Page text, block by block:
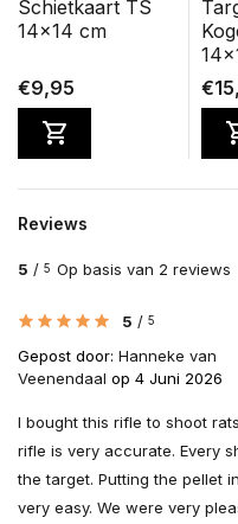
Schietkaart TS
14x14 cm
€9,95
Reviews
5 / 5 Op basis van 2 reviews
5 / 5
Gepost door: Hanneke van
Veenendaal op 4 Juni 2026
I bought this rifle to shoot
rifle is very accurate. Every
the target. Putting the pellet
very easy. We were very